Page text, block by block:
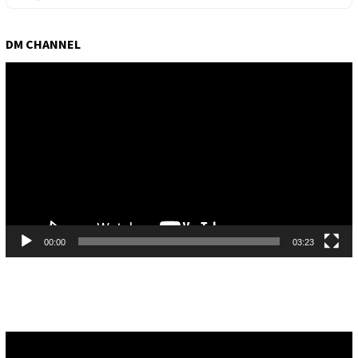
DM CHANNEL
00:00 03:23